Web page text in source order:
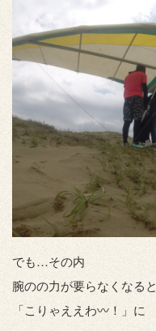
でも…その内
腕のの力が要らなくなると
「こりゃええわ〰！」に